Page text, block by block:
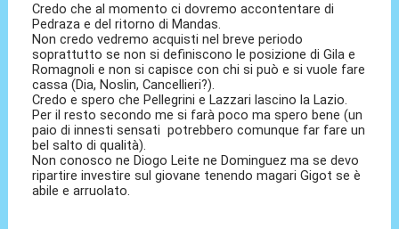
Credo che al momento ci dovremo accontentare di
Pedraza e del ritorno di Mandas.
Non credo vedremo acquisti nel breve periodo
soprattutto se non si definiscono le posizione di Gila e
Romagnoli e non si capisce con chi si può e si vuole fare
cassa (Dia, Noslin, Cancellieri?).
Credo e spero che Pellegrini e Lazzari lascino la Lazio.
Per il resto secondo me si farà poco ma spero bene (un
paio di innesti sensati potrebbero comunque far fare un
bel salto di qualità).
Non conosco ne Diogo Leite ne Dominguez ma se devo
ripartire investire sul giovane tenendo magari Gigot se è
abile e arruolato.